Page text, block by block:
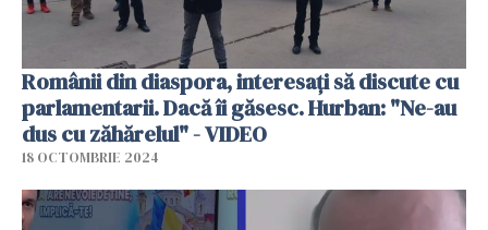
Românii din diaspora, interesați să discute cu
parlamentarii. Dacă îi găsesc. Hurban: "Ne-au
dus cu zăhărelul" - VIDEO
18 OCTOMBRIE 2024